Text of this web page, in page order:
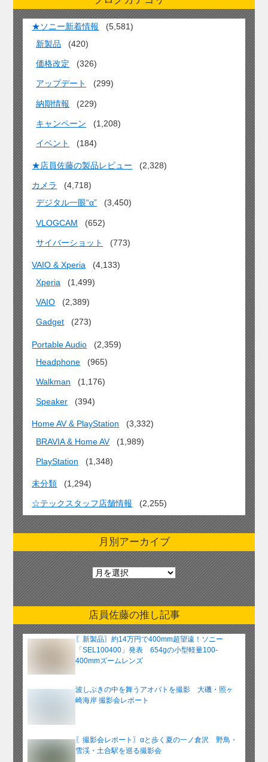
★ソニー新着情報
(5,581)
新製品
(420)
価格改定 (326)
アップデート (299)
納期情報 (229)
キャンペーン (1,208)
イベント (184)
★店員佐藤の製品レビュー (2,328)
カメラ
(4,718)
デジタル一眼“α”
(3,450)
VLOGCAM (652)
サイバーショット (773)
VAIO & Xperia
(4,133)
Xperia
(1,499)
VAIO (2,389)
Gadget (273)
Portable Audio
(2,359)
Headphone
(965)
Walkman (1,176)
Speaker (394)
Home AV & PlayStation
(3,332)
BRAVIA & Home AV
(1,989)
PlayStation (1,348)
未分類 (1,294)
☆テックスタッフ店舗情報 (2,255)
月別アーカイブ
月
別
ア
ー
カ
イ
ブ
店員佐藤の推し記事
〖新製品〗約14万円で400mm超望遠！ソニー
「SEL100400」発表 654gの小型軽量100-
400mmズームレンズ
波しぶきの中を舞うアオバトを撮影 大磯・照ヶ
崎海岸 撮影会レポート
〖撮影会レポート〗αと歩く夏の一ノ倉沢 野鳥・
雪渓・土合駅を巡る撮影会